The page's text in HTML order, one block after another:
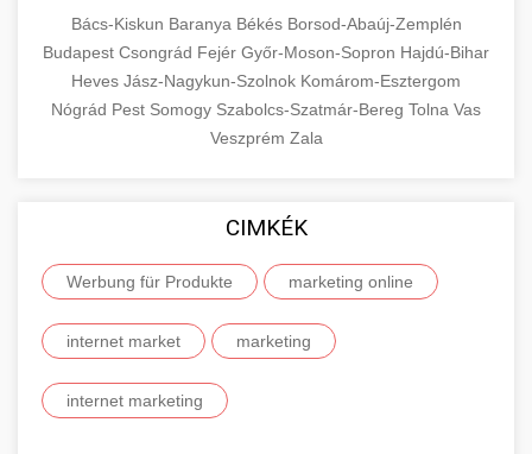
Bács-Kiskun Baranya Békés Borsod-Abaúj-Zemplén
Budapest Csongrád Fejér Győr-Moson-Sopron Hajdú-Bihar
Heves Jász-Nagykun-Szolnok Komárom-Esztergom
Nógrád Pest Somogy Szabolcs-Szatmár-Bereg Tolna Vas
Veszprém Zala
CIMKÉK
Werbung für Produkte marketing online
internet market marketing
internet marketing